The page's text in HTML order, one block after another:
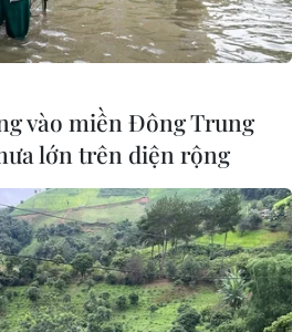
vào miền Đông Trung
lớn trên diện rộng